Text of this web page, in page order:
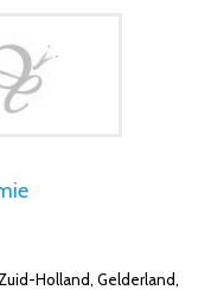
Holland, Gelderland,